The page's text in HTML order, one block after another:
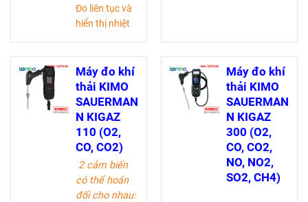
Đo liên tục và
hiển thị nhiệt
tương đối
Độ chính xác
đo nhiệt độ 0,5
°C
Tính toán và
hiển thị điểm
sương
Hiển thị giá trị
min./max.
Màn hình lớn
Đo áp suất
chêch lệch,
Đo nhiệt độ,
đo hiệu xuất
Với 2 sensor
đo khí CO, O2
cố định (khí
CO2 - tính
toán)
Máy đo khí
thải KIMO
SAUERMAN
N KIGAZ
110 (O2,
CO, CO2)
2 cảm biến
có thể hoán
đổi cho nhau:
Máy đo khí
thải KIMO
SAUERMAN
N KIGAZ
300 (O2,
CO, CO2,
NO, NO2,
SO2, CH4)